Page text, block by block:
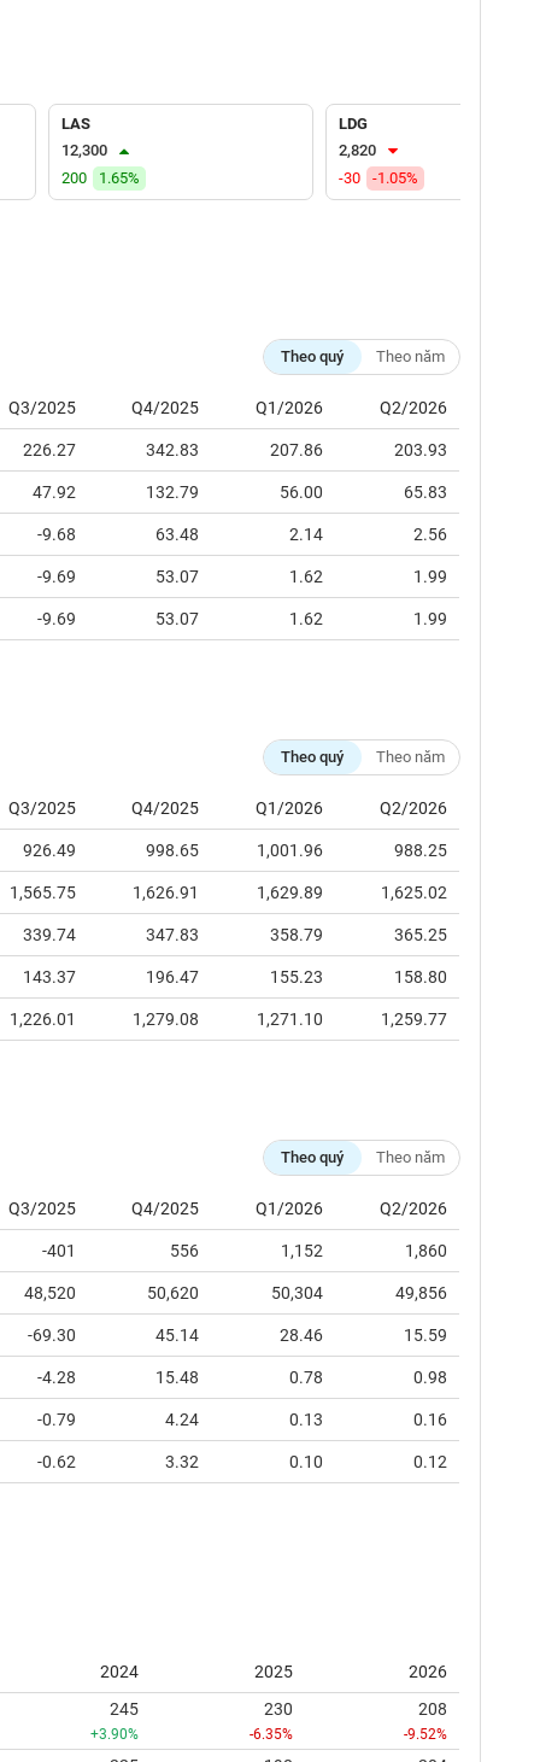
LAS
12,300
200
1.65%
LDG
2,820
-30
-1.05%
Theo quý Theo năm
Q3/2025 Q4/2025 Q1/2026 Q2/2026
226.27 342.83 207.86 203.93
47.92 132.79 56.00 65.83
-9.68 63.48 2.14 2.56
-9.69 53.07 1.62 1.99
-9.69 53.07 1.62 1.99
Theo quý Theo năm
Q3/2025 Q4/2025 Q1/2026 Q2/2026
926.49 998.65 1,001.96 988.25
1,565.75 1,626.91 1,629.89 1,625.02
339.74 347.83 358.79 365.25
143.37 196.47 155.23 158.80
1,226.01 1,279.08 1,271.10 1,259.77
Theo quý Theo năm
Q3/2025 Q4/2025 Q1/2026 Q2/2026
-401 556 1,152 1,860
48,520 50,620 50,304 49,856
-69.30 45.14 28.46 15.59
-4.28 15.48 0.78 0.98
-0.79 4.24 0.13 0.16
-0.62 3.32 0.10 0.12
2024 2025
2026
245
+3.90%
230
-6.35%
208
-9.52%